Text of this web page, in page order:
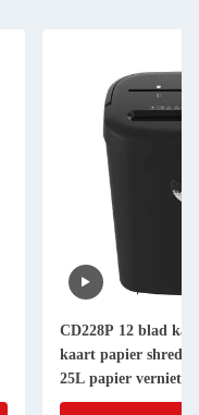
CD228P 12 blad
kaart papier
25L papier